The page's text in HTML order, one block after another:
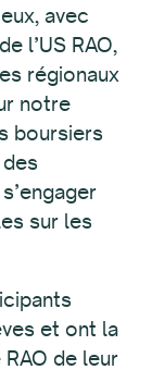
avec
l’US RAO,
régionaux
notre
boursiers
sur les
et ont la
de leur